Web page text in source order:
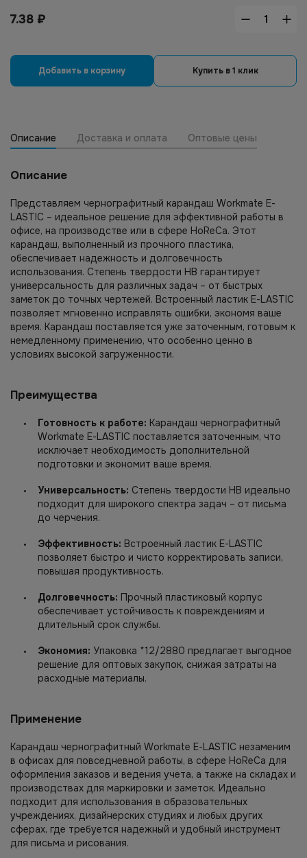
7.38 ₽
Добавить в корзину Купить в 1 клик
Описание Доставка и оплата Оптовые цены
Описание
Представляем чернографитный карандаш Workmate E-
LASTIC – идеальное решение для эффективной работы в
офисе, на производстве или в сфере HoReCa. Этот
карандаш, выполненный из прочного пластика,
обеспечивает надежность и долговечность
использования. Степень твердости HB гарантирует
универсальность для различных задач – от быстрых
заметок до точных чертежей. Встроенный ластик E-LASTIC
позволяет мгновенно исправлять ошибки, экономя ваше
время. Карандаш поставляется уже заточенным, готовым к
немедленному применению, что особенно ценно в
условиях высокой загруженности.
Преимущества
Готовность к работе: Карандаш чернографитный
Workmate E-LASTIC поставляется заточенным, что
исключает необходимость дополнительной
подготовки и экономит ваше время.
Универсальность: Степень твердости HB идеально
подходит для широкого спектра задач – от письма
до черчения.
Эффективность: Встроенный ластик E-LASTIC
позволяет быстро и чисто корректировать записи,
повышая продуктивность.
Долговечность: Прочный пластиковый корпус
обеспечивает устойчивость к повреждениям и
длительный срок службы.
Экономия: Упаковка *12/2880 предлагает выгодное
решение для оптовых закупок, снижая затраты на
расходные материалы.
Применение
Карандаш чернографитный Workmate E-LASTIC незаменим
в офисах для повседневной работы, в сфере HoReCa для
оформления заказов и ведения учета, а также на складах и
производствах для маркировки и заметок. Идеально
подходит для использования в образовательных
учреждениях, дизайнерских студиях и любых других
сферах, где требуется надежный и удобный инструмент
для письма и рисования.